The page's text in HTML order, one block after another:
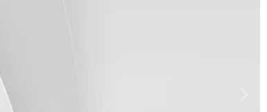
les industries de